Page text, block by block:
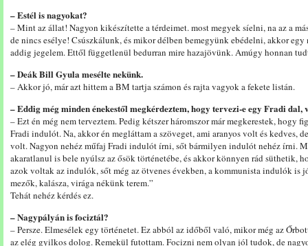
– Estél is nagyokat?
– Mint az állat! Nagyon kikészítette a térdeimet. most megyek síelni, na az a
de nincs esélye! Csúszkálunk, és mikor délben bemegyünk ebédelni, akkor
addig jegelem. Ettől függetlenül bedurran mire hazajövünk. Amúgy honnan
– Deák Bill Gyula mesélte nekünk.
– Akkor jó, már azt hittem a BM tartja számon és rajta vagyok a fekete listán.
– Eddig még minden énekestől megkérdeztem, hogy tervezi-e egy Fradi
– Ezt én még nem terveztem. Pedig kétszer háromszor már megkerestek, hogy
Fradi indulót. Na, akkor én megláttam a szöveget, ami aranyos volt és kedves,
volt. Nagyon nehéz műfaj Fradi indulót írni, sőt bármilyen indulót nehéz írni.
akaratlanul is bele nyúlsz az ősök történetébe, és akkor könnyen rád süthetik,
azok voltak az indulók, sőt még az ötvenes években, a kommunista indulók
mezők, kalásza, virága nékünk terem.”
Tehát nehéz kérdés ez.
– Nagypályán is fociztál?
– Persze. Elmesélek egy történetet. Ez abból az időből való, mikor még az
az elég gyilkos dolog. Remekül futottam. Focizni nem olyan jól tudok, de